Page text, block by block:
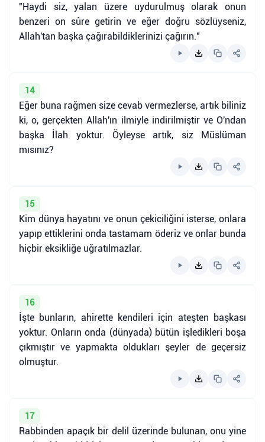
"Haydi siz, yalan üzere uydurulmuş olarak onun
benzeri on sûre getirin ve eğer doğru sözlüyseniz,
Allah'tan başka çağırabildiklerinizi çağırın."
14
Eğer buna rağmen size cevab vermezlerse, artık biliniz
ki, o, gerçekten Allah'ın ilmiyle indirilmiştir ve O'ndan
başka İlah yoktur. Öyleyse artık, siz Müslüman
mısınız?
15
Kim dünya hayatını ve onun çekiciliğini isterse, onlara
yapıp ettiklerini onda tastamam öderiz ve onlar bunda
hiçbir eksikliğe uğratılmazlar.
16
İşte bunların, ahirette kendileri için ateşten başkası
yoktur. Onların onda (dünyada) bütün işledikleri boşa
çıkmıştır ve yapmakta oldukları şeyler de geçersiz
olmuştur.
17
Rabbinden apaçık bir delil üzerinde bulunan, onu yine